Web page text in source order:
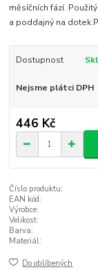
měsíčních fází.
a poddajný na
Dostupnost
Nejsme plátci DPH
446 Kč
Číslo produktu:
EAN kód:
Výrobce:
Velikost:
Barva:
Materiál:
Do oblíbených